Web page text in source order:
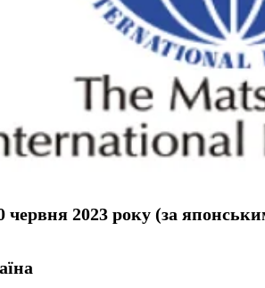
червня 2023 року (за